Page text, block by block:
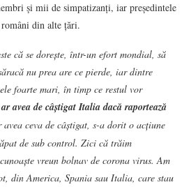
și mii de simpatizanți, iar președintele
români din alte țări.
că se dorește, într-un efort mondial, să
nu prea are ce pierde, iar dintre
foarte mari, în timp ce restul vor
avea de câștigat Italia dacă raportează
avea ceva de câștigat, s-a dorit o acțiune
de sub control. Zici că trăim
vreun bolnav de corona virus. Am
din America, Spania sau Italia, care stau